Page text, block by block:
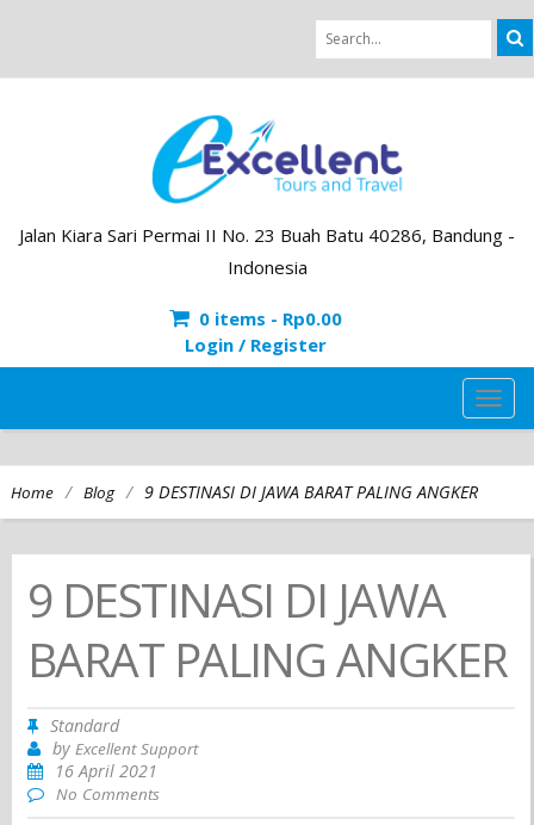
Jalan Kiara Sari Permai II No. 23 Buah Batu 40286, Bandung -
Indonesia
0 items - Rp0.00
Login / Register
Home / Blog / 9 DESTINASI DI JAWA BARAT PALING ANGKER
9 DESTINASI DI JAWA
BARAT PALING ANGKER
Standard
byExcellent Support
16 April 2021
No Comments